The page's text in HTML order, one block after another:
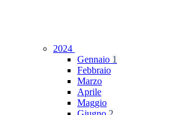
2024
Gennaio 1
Febbraio
Marzo
Aprile
Maggio